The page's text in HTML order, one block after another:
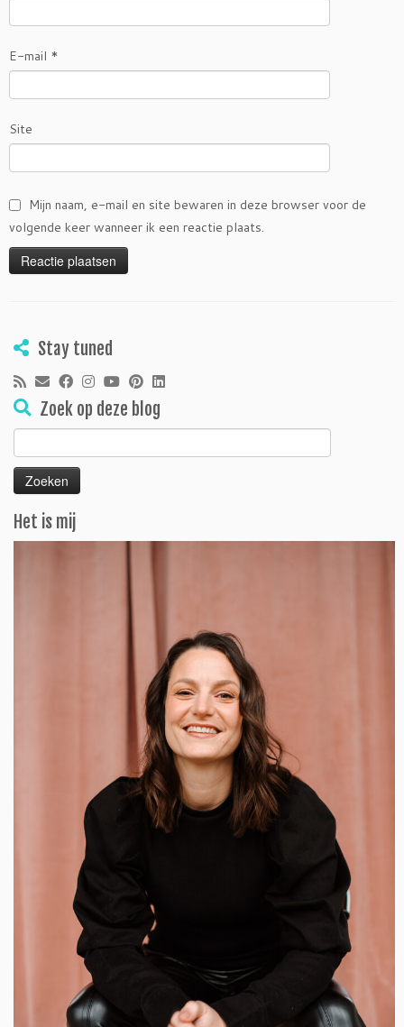
E-mail *
Site
Mijn naam, e-mail en site bewaren in deze browser voor de
volgende keer wanneer ik een reactie plaats.
Stay tuned
Zoek op deze blog
Zoeken
naar:
Het is mij